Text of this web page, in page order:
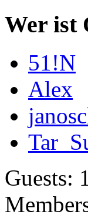
Wer ist
51!N
Alex
Guests: